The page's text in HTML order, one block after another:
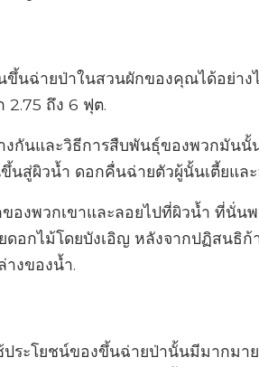
นฉ่ายป่าในสวนผักของคุณได้อย่าง
ถึง 6 ฟุต.
กันและวิธีการสืบพันธุ์ของพวกมันนั้
นสู่ผิวน้ำ ดอกคื่นฉ่ายตัวผู้นั้นเตี้ยแล
องพวกเขาและลอยไปที่ผิวน้ำ ที่นั่น
อกไม้โดยบังเอิญ หลังจากปฏิสนธิก้
งของน้ำ.
ประโยชน์ของขึ้นฉ่ายป่านั้นมีมากมา